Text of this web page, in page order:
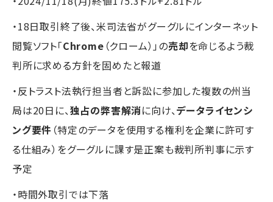
・18日取引終了後、米司法省がグーグルにインターネット
閲覧ソフト「Chrome （クローム）」の売却を命じるよう裁
判所に求める方針を固めたと報道
・反トラスト法執行担当者と訴訟に参加した複数の州当
局は20日に、独占の弊害解消に向け、データライセンシ
ング要件 （特定のデータを使用する権利を企業に許可す
る仕組み）をグーグルに課す是正案も裁判所判事に示す
予定
・時間外取引では下落